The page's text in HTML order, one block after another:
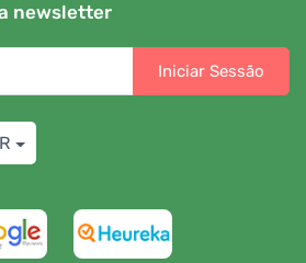
newsletter
Iniciar Sessão